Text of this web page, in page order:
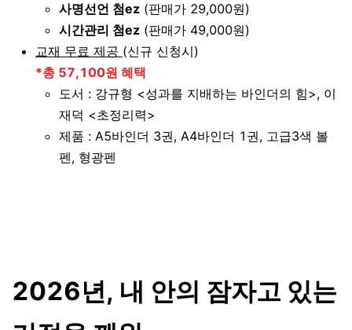
사명선언 첨ez (판매가 29,000원)
시간관리 첨ez (판매가 49,000원)
교재 무료 제공 (신규 신청시)
*총 57,100원 혜택
도서 : 강규형 <성과를 지배하는 바인더의 힘>, 이
재덕 <초정리력>
제품 : A5바인더 3권, A4바인더 1권, 고급3색 볼
펜, 형광펜
2026년, 내 안의 잠자고 있는